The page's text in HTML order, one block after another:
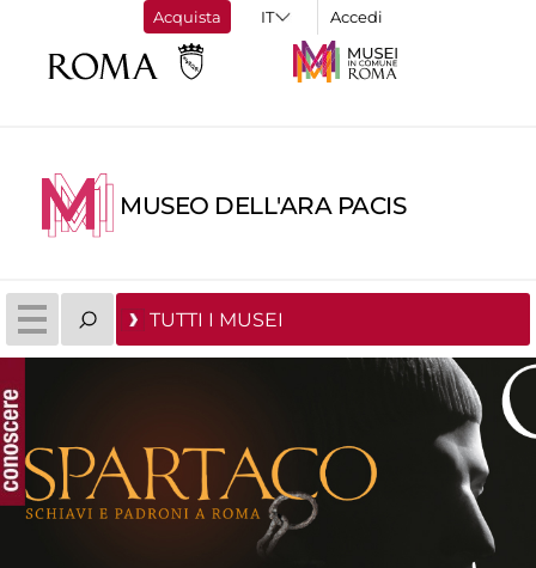
Acquista Accedi
MUSEO DELL'ARA PACIS
TUTTI I MUSEI